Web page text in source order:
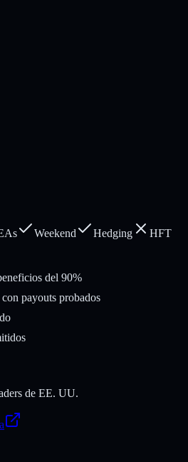
Weekend Hedging
HFT
del 90%
payouts probados
de EE. UU.